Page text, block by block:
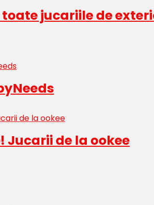
toate jucariile de
Jucarii de la ookee